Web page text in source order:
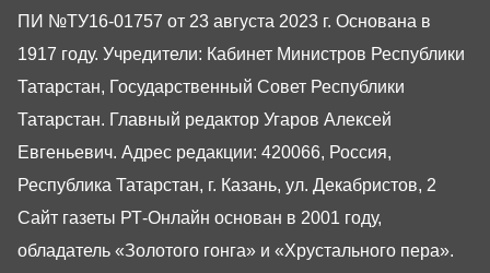
ПИ №ТУ16-01757 от 23 августа 2023 г. Основана в
1917 году. Учредители: Кабинет Министров Республики
Татарстан, Государственный Совет Республики
Татарстан. Главный редактор Угаров Алексей
Евгеньевич. Адрес редакции: 420066, Россия,
Республика Татарстан, г. Казань, ул. Декабристов, 2
Сайт газеты РТ-Онлайн основан в 2001 году,
обладатель «Золотого гонга» и «Хрустального пера».